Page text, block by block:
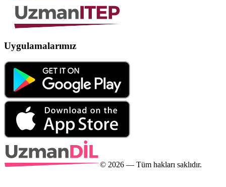
Uygulamalarımız
© 2026 — Tüm hakları saklıdır.